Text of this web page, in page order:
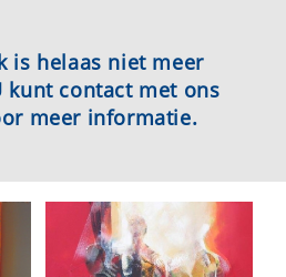
is helaas niet meer
kunt contact met ons
meer informatie.